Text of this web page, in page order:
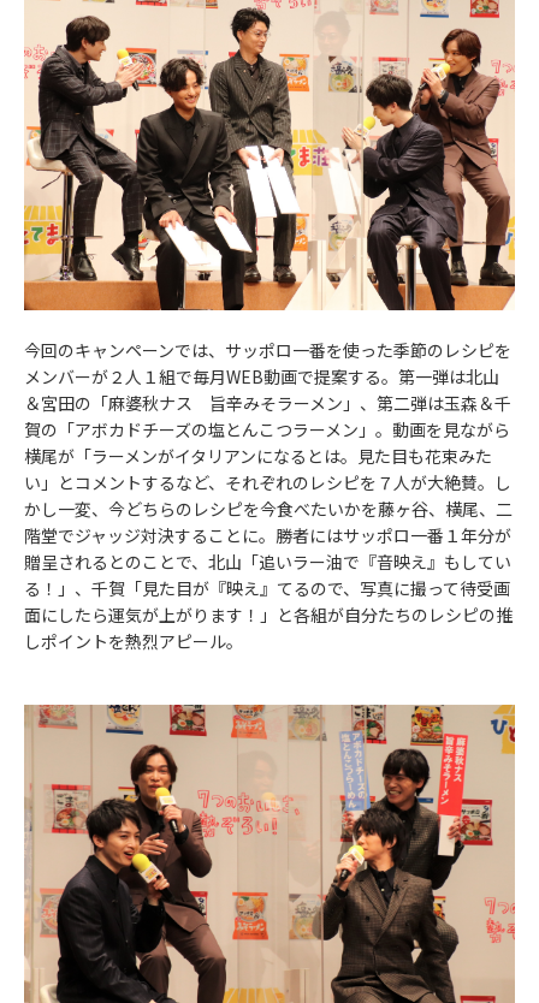
今回のキャンペーンでは、サッポロ一番を使った季節のレシピを
メンバーが２人１組で毎月WEB動画で提案する。第一弾は北山
＆宮田の「麻婆秋ナス 旨辛みそラーメン」、第二弾は玉森＆千
賀の「アボカドチーズの塩とんこつラーメン」。動画を見ながら
横尾が「ラーメンがイタリアンになるとは。見た目も花束みた
い」とコメントするなど、それぞれのレシピを７人が大絶賛。し
かし一変、今どちらのレシピを今食べたいかを藤ヶ谷、横尾、二
階堂でジャッジ対決することに。勝者にはサッポロ一番１年分が
贈呈されるとのことで、北山「追いラー油で『音映え』もしてい
る！」、千賀「見た目が『映え』てるので、写真に撮って待受画
面にしたら運気が上がります！」と各組が自分たちのレシピの推
しポイントを熱烈アピール。